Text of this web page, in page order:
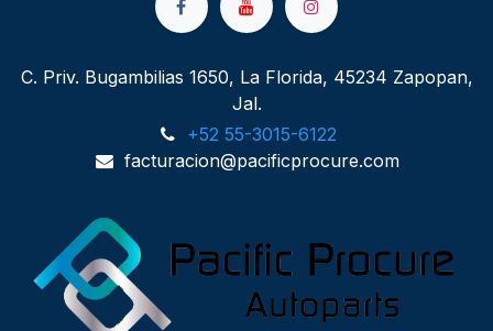
C. Priv. Bugambilias 1650, La Florida, 45234 Zapopan,
Jal.
+52 55-3015-6122
facturacion@pacificprocure.com